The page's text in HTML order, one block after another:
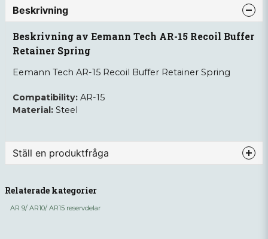
Beskrivning
Beskrivning av Eemann Tech AR-15 Recoil Buffer
Retainer Spring
Eemann Tech AR-15 Recoil Buffer Retainer Spring
Compatibility: AR-15
Material: Steel
Ställ en produktfråga
Fråga oss något om denna produkten...
Relaterade kategorier
AR 9/ AR10/ AR15 reservdelar